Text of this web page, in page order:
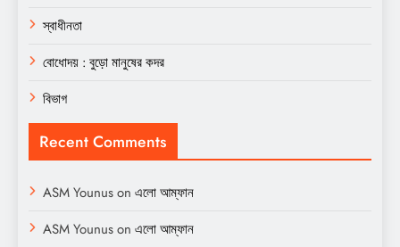
স্বাধীনতা
বোধোদয় : বুড়ো মানুষের কদর
বিভাগ
Recent Comments
ASM Younuson এলো আম্ফান
ASM Younuson এলো আম্ফান